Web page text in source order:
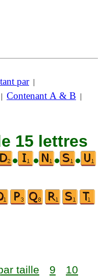
par|
| Contenant A & B |
15 lettres
• • • •
taille 9
10